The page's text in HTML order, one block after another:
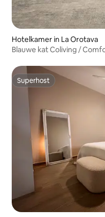
Hotelkamer in La Orotava
Blauwe kat Coliving /
Superhost
Superhost